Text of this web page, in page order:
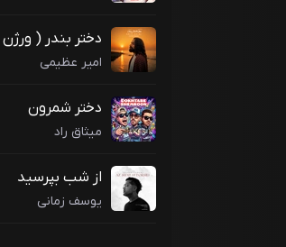
دختر بندر ( ورژن
امیر عظیمی
دختر شمرون
میثاق راد
از شب بپرسید
یوسف زمانی